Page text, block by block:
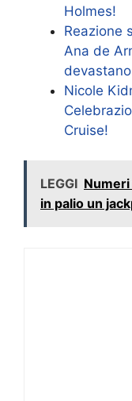
Holmes!
Reazione
Ana de
Nicole
Cruise!
LEGGI
in palio un